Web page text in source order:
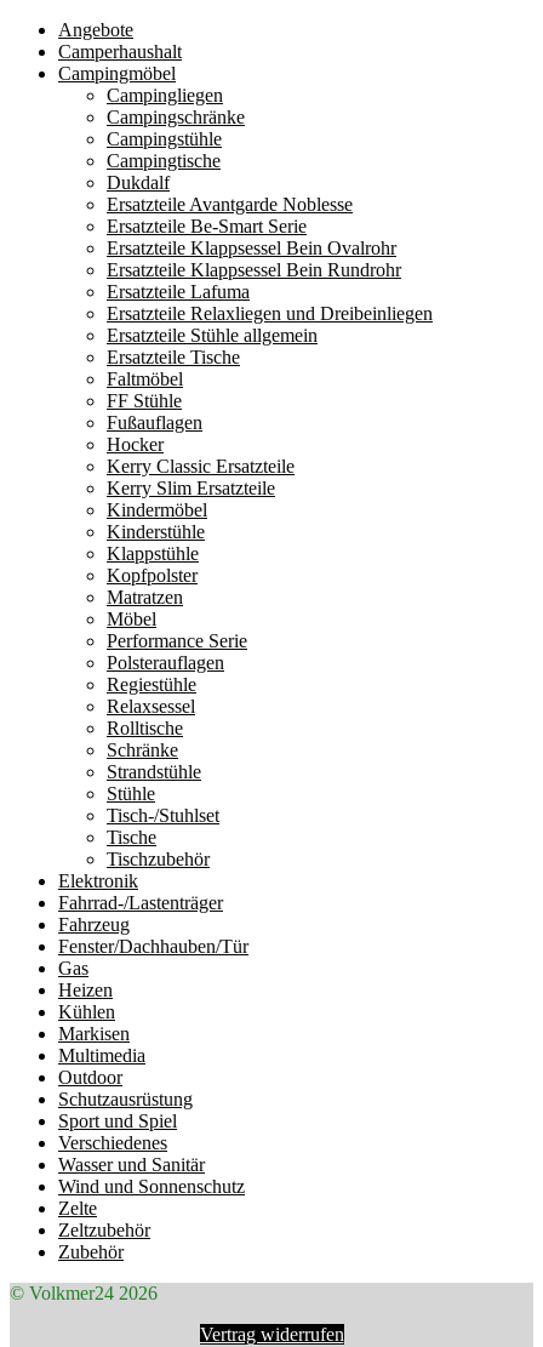
Angebote
Camperhaushalt
Campingmöbel
Campingliegen
Campingschränke
Campingstühle
Campingtische
Dukdalf
Ersatzteile Avantgarde Noblesse
Ersatzteile Be-Smart Serie
Ersatzteile Klappsessel Bein Ovalrohr
Ersatzteile Klappsessel Bein Rundrohr
Ersatzteile Lafuma
Ersatzteile Relaxliegen und Dreibeinliegen
Ersatzteile Stühle allgemein
Ersatzteile Tische
Faltmöbel
FF Stühle
Fußauflagen
Hocker
Kerry Classic Ersatzteile
Kerry Slim Ersatzteile
Kindermöbel
Kinderstühle
Klappstühle
Kopfpolster
Matratzen
Möbel
Performance Serie
Polsterauflagen
Regiestühle
Relaxsessel
Rolltische
Schränke
Strandstühle
Stühle
Tisch-/Stuhlset
Tische
Tischzubehör
Elektronik
Fahrrad-/Lastenträger
Fahrzeug
Fenster/Dachhauben/Tür
Gas
Heizen
Kühlen
Markisen
Multimedia
Outdoor
Schutzausrüstung
Sport und Spiel
Verschiedenes
Wasser und Sanitär
Wind und Sonnenschutz
Zelte
Zeltzubehör
Zubehör
© Volkmer24 2026
Vertrag widerrufen